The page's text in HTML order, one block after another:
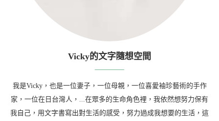
Vicky的文字隨想空間
我是Vicky，也是一位妻子，一位母親，一位喜愛袖珍藝術的手作
家，一位在日台灣人，...在眾多的生命角色裡，我依然想努力保有
我自己，用文字書寫出對生活的感受，努力過成我想要的生活，這